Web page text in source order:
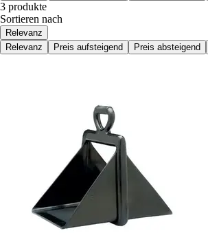
3 produkte
Sortieren nach
Relevanz
Relevanz
Preis aufsteigend Preis absteigend